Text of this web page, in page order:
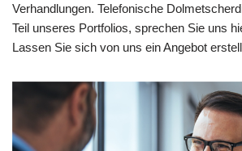
Verhandlungen. Telefonische
Teil unseres Portfolios, sprechen Sie uns
Lassen Sie sich von uns ein Angebot